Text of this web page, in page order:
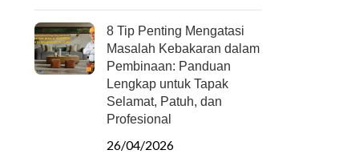
8 Tip Penting Mengatasi
Masalah Kebakaran dalam
Pembinaan: Panduan
Lengkap untuk Tapak
Selamat, Patuh, dan
Profesional
26/04/2026